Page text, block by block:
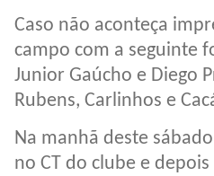
Caso não aconteça
campo com a seguinte
Junior Gaúcho e Diego
Rubens, Carlinhos e
Na manhã deste
no CT do clube e